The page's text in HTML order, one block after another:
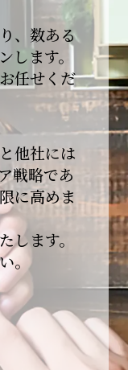
ます】
き、心より
み重ねて
します。
がとうご
きます。
、数ある
します。
任せくだ
他社には
戦略であ
に高めま
します。
。